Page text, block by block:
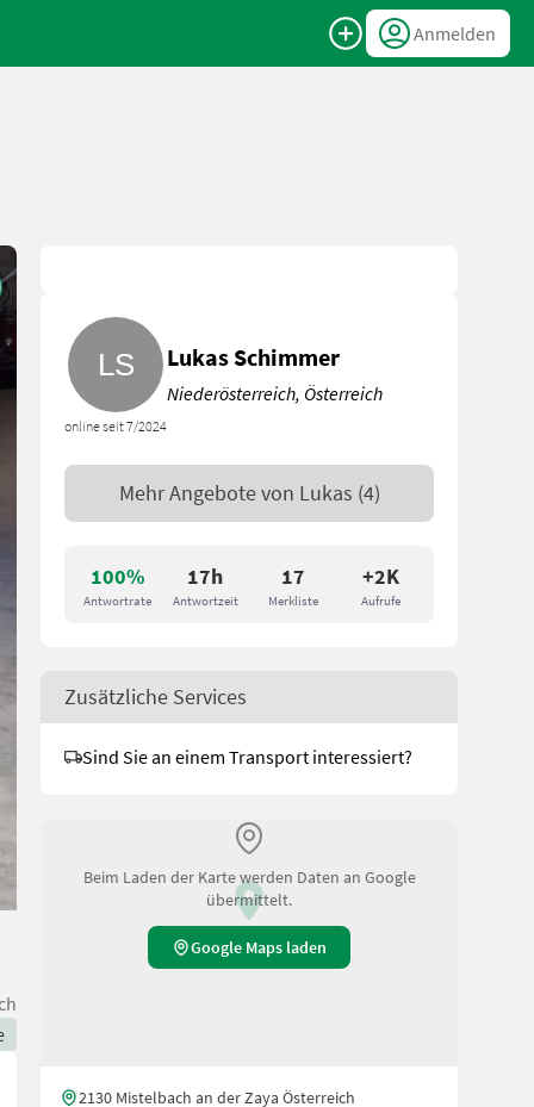
Anmelden
100%
Antwortrate
17h
Antwortzeit
17
Merkliste
+2K
Aufrufe
online seit 7/2024
Lukas Schimmer
Niederösterreich, Österreich
Mehr Angebote von Lukas (4)
Zusätzliche Services
Sind Sie an einem Transport interessiert?
Beim Laden der Karte werden Daten an Google
übermittelt.
Google Maps laden
2130 Mistelbach an der Zaya Österreich